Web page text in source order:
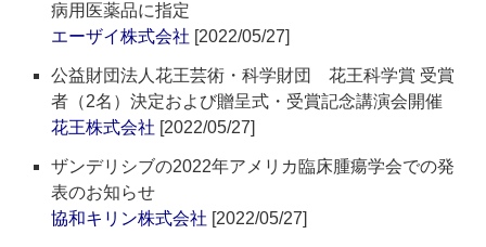
病用医薬品に指定
エーザイ株式会社 [2022/05/27]
公益財団法人花王芸術・科学財団 花王科学賞 受賞
者（2名）決定および贈呈式・受賞記念講演会開催
花王株式会社 [2022/05/27]
ザンデリシブの2022年アメリカ臨床腫瘍学会での発
表のお知らせ
協和キリン株式会社 [2022/05/27]